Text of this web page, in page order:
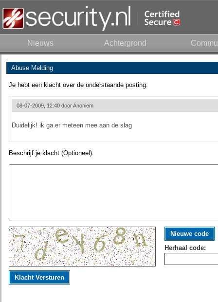
Nieuws Achtergrond
Abuse Melding
Je hebt een klacht over de onderstaande posting:
08-07-2009, 12:40 doorAnoniem
Duidelijk! ik ga er meteen mee aan de slag
Beschrijf je klacht (Optioneel):
Nieuwe code
Herhaal code:
Klacht Versturen